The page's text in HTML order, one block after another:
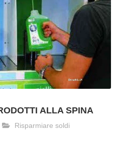
ALLA SPINA
Risparmiare soldi